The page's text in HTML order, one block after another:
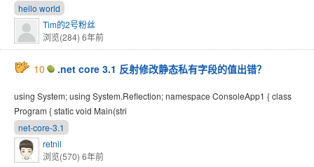
hello world
Tim的2号粉丝
浏览(284) 6年前
10 .net core 3.1 反射修改静态私有字段的值出错？
using System; using System.Reflection; namespace ConsoleApp1 { class
Program { static void Main(stri
net-core-3.1
retnil
浏览(570) 6年前